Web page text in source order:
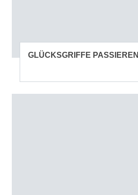
GLÜCKSGRIFFE PASSIEREN